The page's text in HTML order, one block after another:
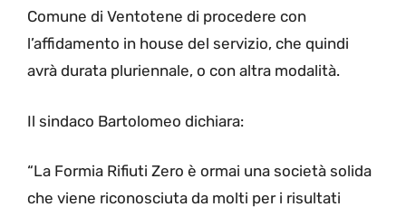
Comune di Ventotene di procedere con
l’affidamento in house del servizio, che quindi
avrà durata pluriennale, o con altra modalità.
Il sindaco Bartolomeo dichiara:
“La Formia Rifiuti Zero è ormai una società solida
che viene riconosciuta da molti per i risultati